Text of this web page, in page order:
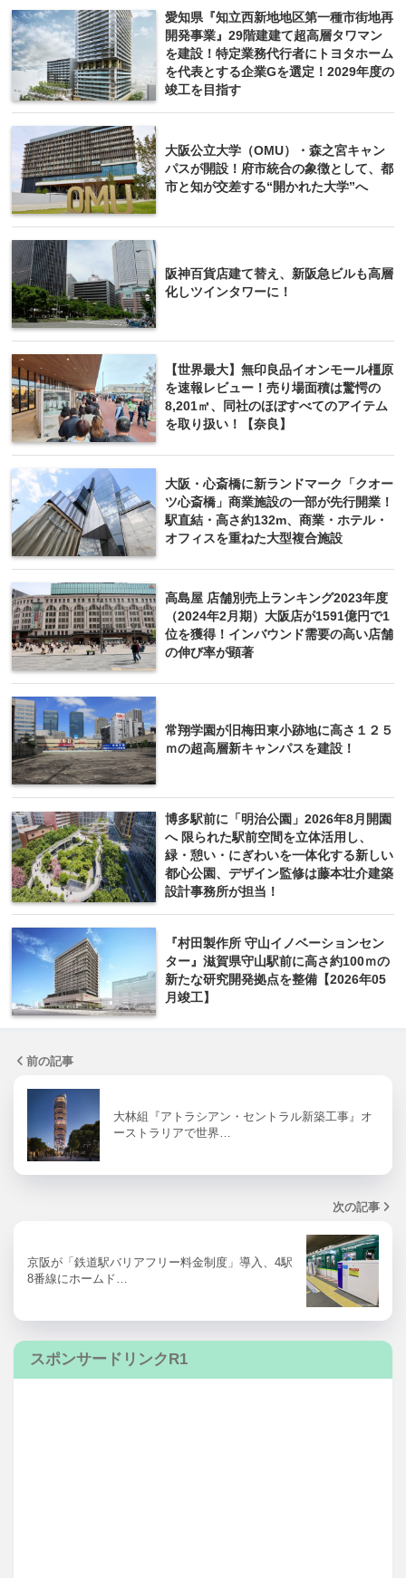
愛知県『知立西新地地区第一種市街地再
開発事業』29階建建て超高層タワマン
を建設！特定業務代行者にトヨタホーム
を代表とする企業Gを選定！2029年度の
竣工を目指す
大阪公立大学（OMU）・森之宮キャン
パスが開設！府市統合の象徴として、都
市と知が交差する“開かれた大学”へ
阪神百貨店建て替え、新阪急ビルも高層
化しツインタワーに！
【世界最大】無印良品イオンモール橿原
を速報レビュー！売り場面積は驚愕の
8,201㎡、同社のほぼすべてのアイテム
を取り扱い！【奈良】
大阪・心斎橋に新ランドマーク「クオー
ツ心斎橋」商業施設の一部が先行開業！
駅直結・高さ約132m、商業・ホテル・
オフィスを重ねた大型複合施設
高島屋 店舗別売上ランキング2023年度
（2024年2月期）大阪店が1591億円で1
位を獲得！インバウンド需要の高い店舗
の伸び率が顕著
常翔学園が旧梅田東小跡地に高さ１２５
ｍの超高層新キャンパスを建設！
博多駅前に「明治公園」2026年8月開園
へ 限られた駅前空間を立体活用し、
緑・憩い・にぎわいを一体化する新しい
都心公園、デザイン監修は藤本壮介建築
設計事務所が担当！
『村田製作所 守山イノベーションセン
ター』滋賀県守山駅前に高さ約100ｍの
新たな研究開発拠点を整備【2026年05
月竣工】
前の記事
大林組『アトラシアン・セントラル新築工事』オ
ーストラリアで世界…
次の記事
京阪が「鉄道駅バリアフリー料金制度」導入、4駅
8番線にホームド…
スポンサードリンクR1